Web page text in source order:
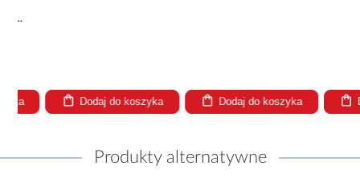
Dodaj do koszyka Dodaj do koszyka
Produkty alternatywne